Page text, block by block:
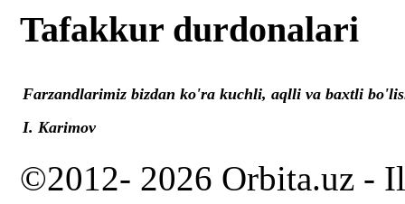
Tafakkur durdonalari
Farzandlarimiz bizdan ko'ra kuchli, aqlli va baxtli
I. Karimov
©2012- 2026 Orbita.uz -